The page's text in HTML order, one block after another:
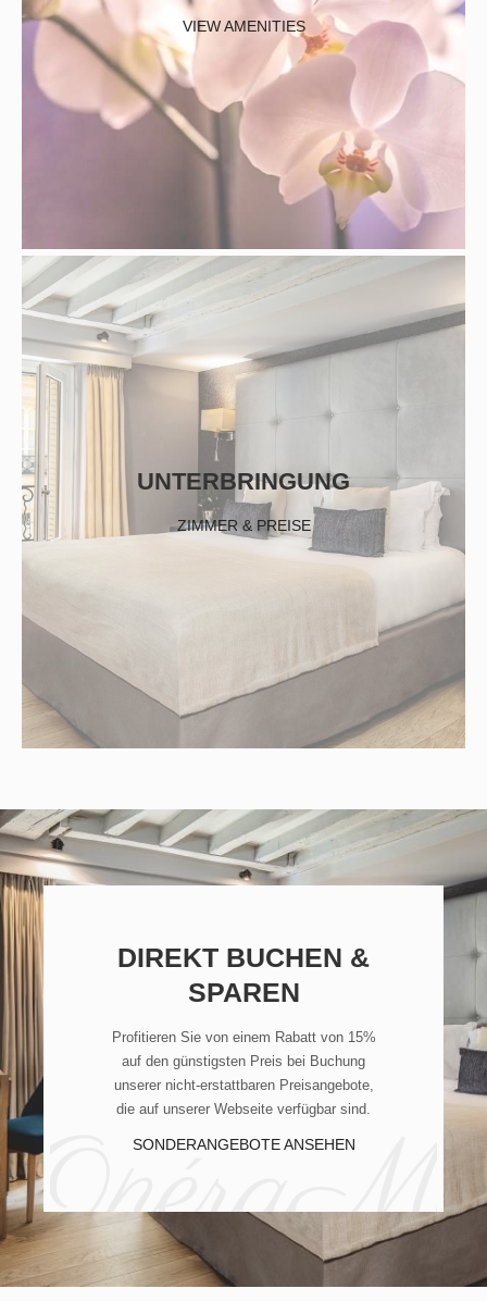
VIEW AMENITIES
UNTERBRINGUNG
ZIMMER & PREISE
DIREKT BUCHEN &
SPAREN
Profitieren Sie von einem Rabatt von 15%
auf den günstigsten Preis bei Buchung
unserer nicht-erstattbaren Preisangebote,
die auf unserer Webseite verfügbar sind.
SONDERANGEBOTE ANSEHEN